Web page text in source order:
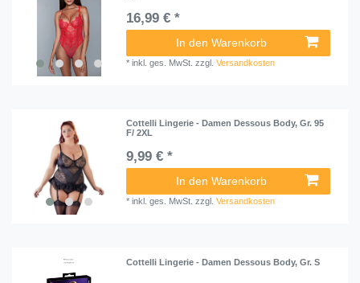
16,99 € *
In den Warenkorb
*inkl. ges. MwSt. zzgl.Versandkosten
Cottelli Lingerie - Damen Dessous Body, Gr. 95
F/ 2XL
9,99 € *
In den Warenkorb
*inkl. ges. MwSt. zzgl.Versandkosten
Cottelli Lingerie - Damen Dessous Body, Gr. S